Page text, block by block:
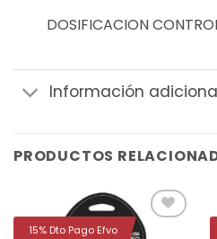
DOSIFICACION
Información
PRODUCTOS
15% Dto Pago Efvo